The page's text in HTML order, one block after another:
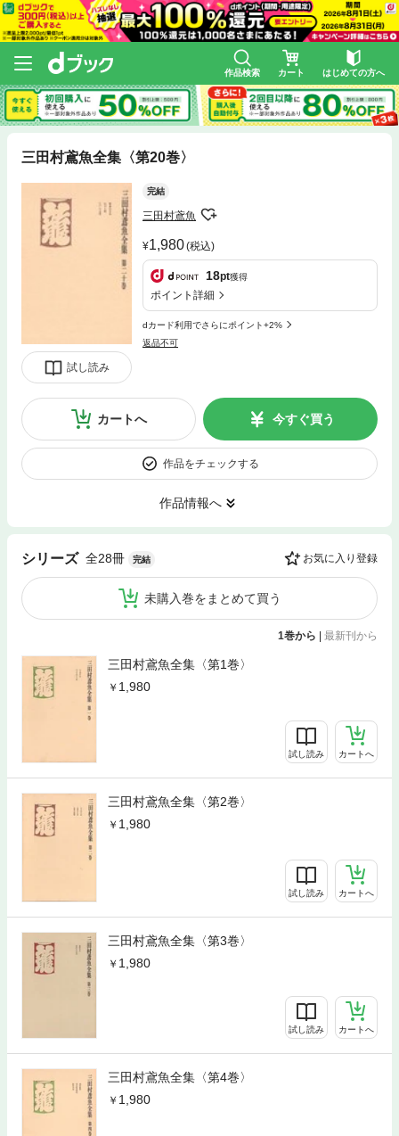
作品検索 カート はじめての方へ
三田村鳶魚全集〈第20巻〉
試し読み
完結
三田村鳶魚
1,980(税込)
18pt獲得
ポイント詳細
dカード利用でさらにポイント+2%
返品不可
カートへ 今すぐ買う
作品をチェックする
作品情報へ
シリーズ 全28冊 完結 お気に入り登録
未購入巻をまとめて買う
1巻から 最新刊から
三田村鳶魚全集〈第1巻〉
1,980
試し読み カートへ
三田村鳶魚全集〈第2巻〉
1,980
試し読み カートへ
三田村鳶魚全集〈第3巻〉
1,980
試し読み カートへ
三田村鳶魚全集〈第4巻〉
1,980